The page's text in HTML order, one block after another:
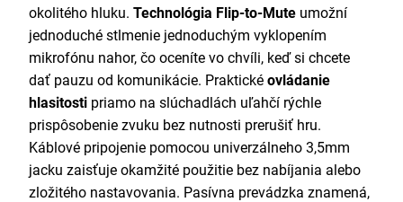
okolitého hluku. Technológia Flip-to-Mute umožní
jednoduché stlmenie jednoduchým vyklopením
mikrofónu nahor, čo oceníte vo chvíli, keď si chcete
dať pauzu od komunikácie. Praktické ovládanie
hlasitosti priamo na slúchadlách uľahčí rýchle
prispôsobenie zvuku bez nutnosti prerušiť hru.
Káblové pripojenie pomocou univerzálneho 3,5mm
jacku zaisťuje okamžité použitie bez nabíjania alebo
zložitého nastavovania. Pasívna prevádzka znamená,